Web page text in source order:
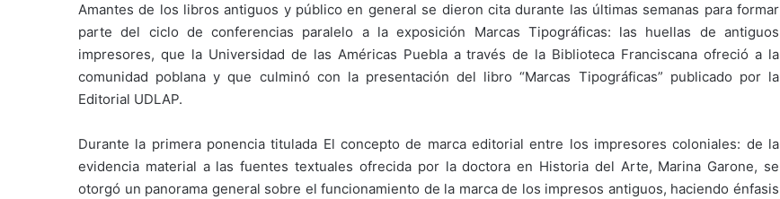
Amantes de los libros antiguos y público en general se dieron cita durante las últimas semanas para formar
parte del ciclo de conferencias paralelo a la exposición Marcas Tipográficas: las huellas de antiguos
impresores, que la Universidad de las Américas Puebla a través de la Biblioteca Franciscana ofreció a la
comunidad poblana y que culminó con la presentación del libro “Marcas Tipográficas” publicado por la
Editorial UDLAP.
Durante la primera ponencia titulada El concepto de marca editorial entre los impresores coloniales: de la
evidencia material a las fuentes textuales ofrecida por la doctora en Historia del Arte, Marina Garone, se
otorgó un panorama general sobre el funcionamiento de la marca de los impresos antiguos, haciendo énfasis